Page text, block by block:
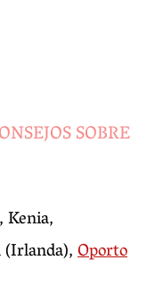
SOBRE
, Kenia,
Oporto